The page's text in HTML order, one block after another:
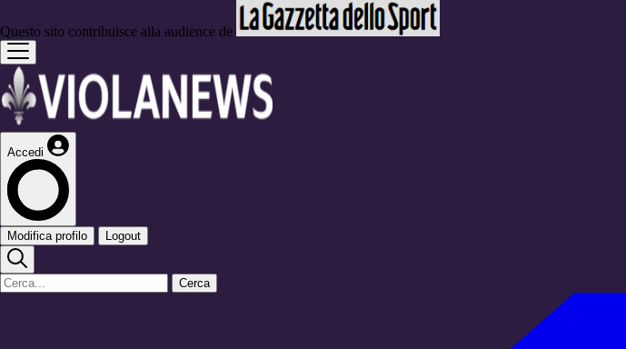
Questo sito contribuisce alla audience de
Accedi
Modifica profilo Logout
Cerca